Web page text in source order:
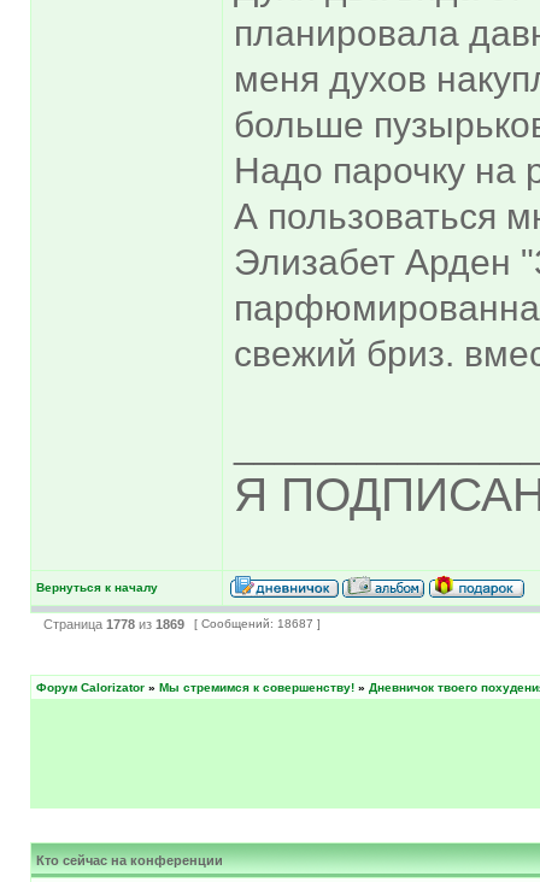
планировала
меня духов
больше
Надо парочку на
А пользоваться
Элизабет Арден
свежий бриз.
Я
Вернуться к началу
Страница 1778 из 1869 [ Сообщений: 18687 ]
Форум Calorizator » Мы стремимся к совершенству! » Дневничок твоего
Кто сейчас на конференции